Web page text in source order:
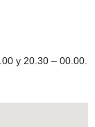
y 20.30 – 00.00.